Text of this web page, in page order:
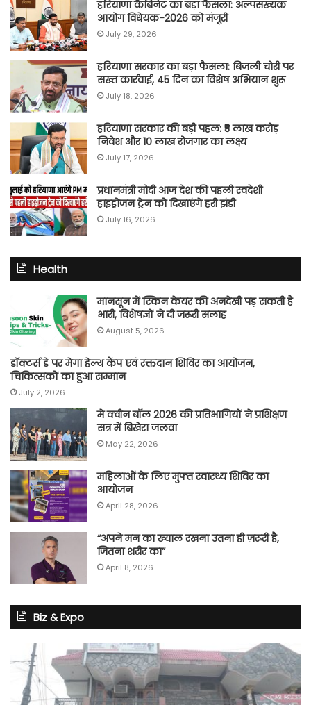
हरियाणा कैबिनेट का बड़ा फैसला: अल्पसंख्यक
आयोग विधेयक-2026 को मंजूरी
July 29, 2026
हरियाणा सरकार का बड़ा फैसला: बिजली चोरी पर
सख्त कार्रवाई, 45 दिन का विशेष अभियान शुरू
July 18, 2026
हरियाणा सरकार की बड़ी पहल: ₹5 लाख करोड़
निवेश और 10 लाख रोजगार का लक्ष्य
July 17, 2026
प्रधानमंत्री मोदी आज देश की पहली स्वदेशी
हाइड्रोजन ट्रेन को दिखाएंगे हरी झंडी
July 16, 2026
Health
मानसून में स्किन केयर की अनदेखी पड़ सकती है
भारी, विशेषज्ञों ने दी जरूरी सलाह
August 5, 2026
डॉक्टर्स डे पर मेगा हेल्थ कैंप एवं रक्तदान शिविर का आयोजन,
चिकित्सकों का हुआ सम्मान
July 2, 2026
मे क्वीन बॉल 2026 की प्रतिभागियों ने प्रशिक्षण
सत्र में बिखेरा जलवा
May 22, 2026
महिलाओं के लिए मुफ्त स्वास्थ्य शिविर का
आयोजन
April 28, 2026
“अपने मन का ख्याल रखना उतना ही ज़रूरी है,
जितना शरीर का”
April 8, 2026
Biz & Expo